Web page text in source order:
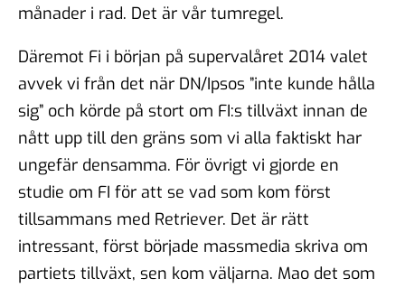
månader i rad. Det är vår tumregel.
Däremot Fi i början på supervalåret 2014 valet
avvek vi från det när DN/Ipsos ”inte kunde hålla
sig” och körde på stort om FI:s tillväxt innan de
nått upp till den gräns som vi alla faktiskt har
ungefär densamma. För övrigt vi gjorde en
studie om FI för att se vad som kom först
tillsammans med Retriever. Det är rätt
intressant, först började massmedia skriva om
partiets tillväxt, sen kom väljarna. Mao det som